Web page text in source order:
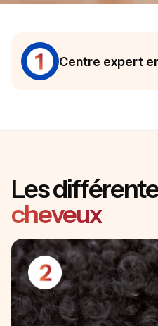
Centre expert
Les
cheveux